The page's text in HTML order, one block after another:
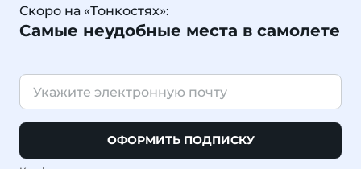
Скоро на «Тонкостях»:
Самые неудобные места в самолете
ОФОРМИТЬ ПОДПИСКУ